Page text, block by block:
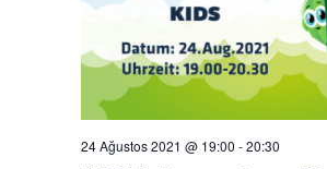
24 Ağustos 2021 @ 19:00 -20:30